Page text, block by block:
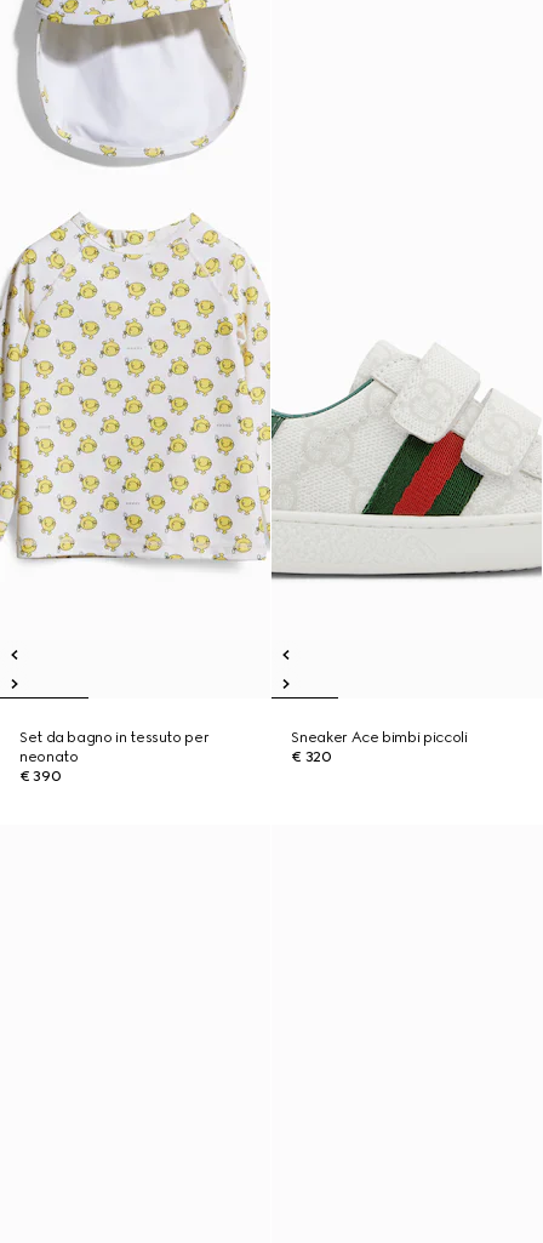
Set da bagno in tessuto per
neonato
€ 390
Sneaker Ace bimbi piccoli
€ 320